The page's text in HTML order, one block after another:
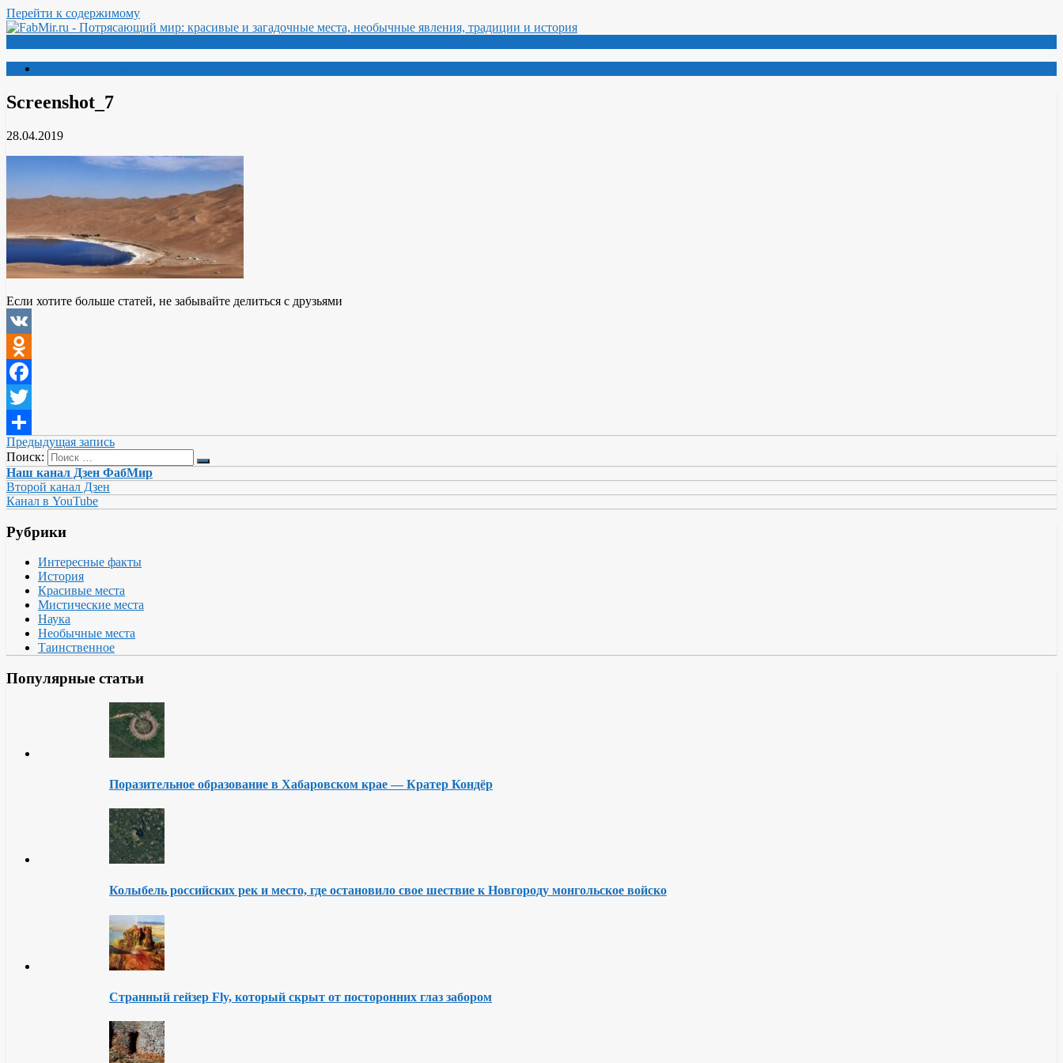
Перейти к содержимому
Screenshot_7
28.04.2019
Если хотите больше статей, не забывайте делиться с друзьями
VK
Odnoklassniki
Facebook
Twitter
Отправить
Предыдущая запись
Поиск:
Наш канал Дзен ФабМир
Второй канал Дзен
Канал в YouTube
Рубрики
Интересные факты
История
Красивые места
Мистические места
Наука
Необычные места
Таинственное
Популярные статьи
Поразительное образование в Хабаровском крае — Кратер Кондёр
Колыбель российских рек и место, где остановило свое шествие к Новгороду монгольское войско
Странный гейзер Fly, который скрыт от посторонних глаз забором